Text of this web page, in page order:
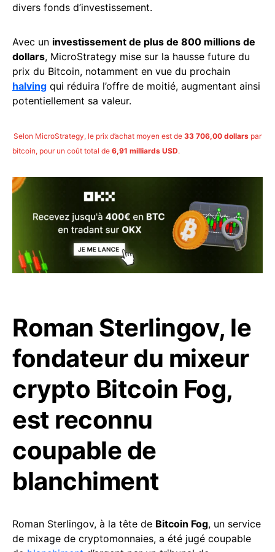
divers fonds d’investissement.
Avec un investissement de plus de 800 millions de
dollars, MicroStrategy mise sur la hausse future du
prix du Bitcoin, notamment en vue du prochain
halving qui réduira l’offre de moitié, augmentant ainsi
potentiellement sa valeur.
Selon MicroStrategy, le prix d’achat moyen est de33 706,00 dollars par
bitcoin, pour un coût total de 6,91 milliards USD.
Roman Sterlingov, le
fondateur du mixeur
crypto Bitcoin Fog,
est reconnu
coupable de
blanchiment
Roman Sterlingov, à la tête de Bitcoin Fog, un service
de mixage de cryptomonnaies, a été jugé coupable